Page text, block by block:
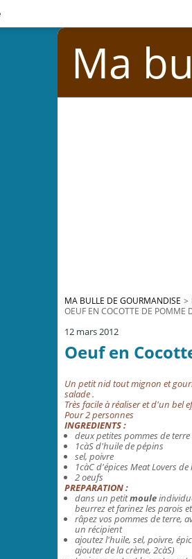
Ma
MA BULLE DE GOURMANDISE >
OEUF EN COCOTTE DE POMME
12 mars 2012
Oeuf en
Un petit nid tout mignon et
salade .
Très facile à réaliser et d'un bel
Pour 2 personnes
INGREDIENTS :
deux petites pommes de terre
1càS d'huile de pépins
sel, poivre
1càC d'épices Meat Lovers de
2 oeufs
PREPARATION :
dans un petitmoule
beurrez et farinez les parois
râpez vos pommes de terre,
un récipient
ajoutez l'huile, sel, poivre,
ajouter de la crème, 2càS)